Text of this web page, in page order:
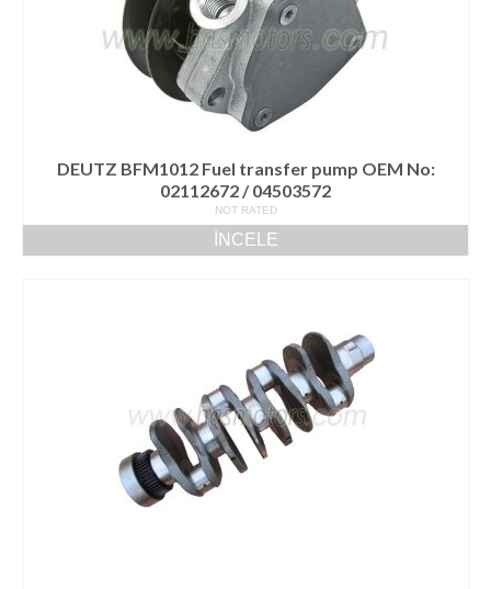
DEUTZ BFM1012 Fuel transfer pump OEM No:
02112672 / 04503572
NOT RATED
İNCELE